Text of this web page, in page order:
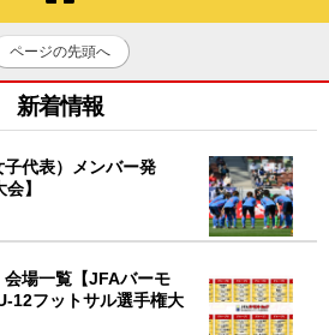
ページの先頭へ
新着情報
代表）メンバー発
】
場一覧【JFAバーモ
12フットサル選手権大